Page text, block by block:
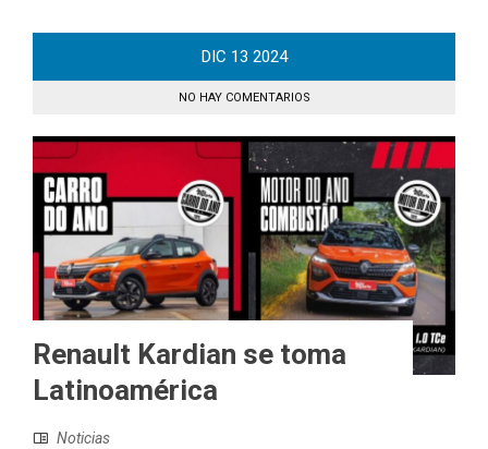
DIC 13 2024
NO HAY COMENTARIOS
Renault Kardian se toma
Latinoamérica
Noticias